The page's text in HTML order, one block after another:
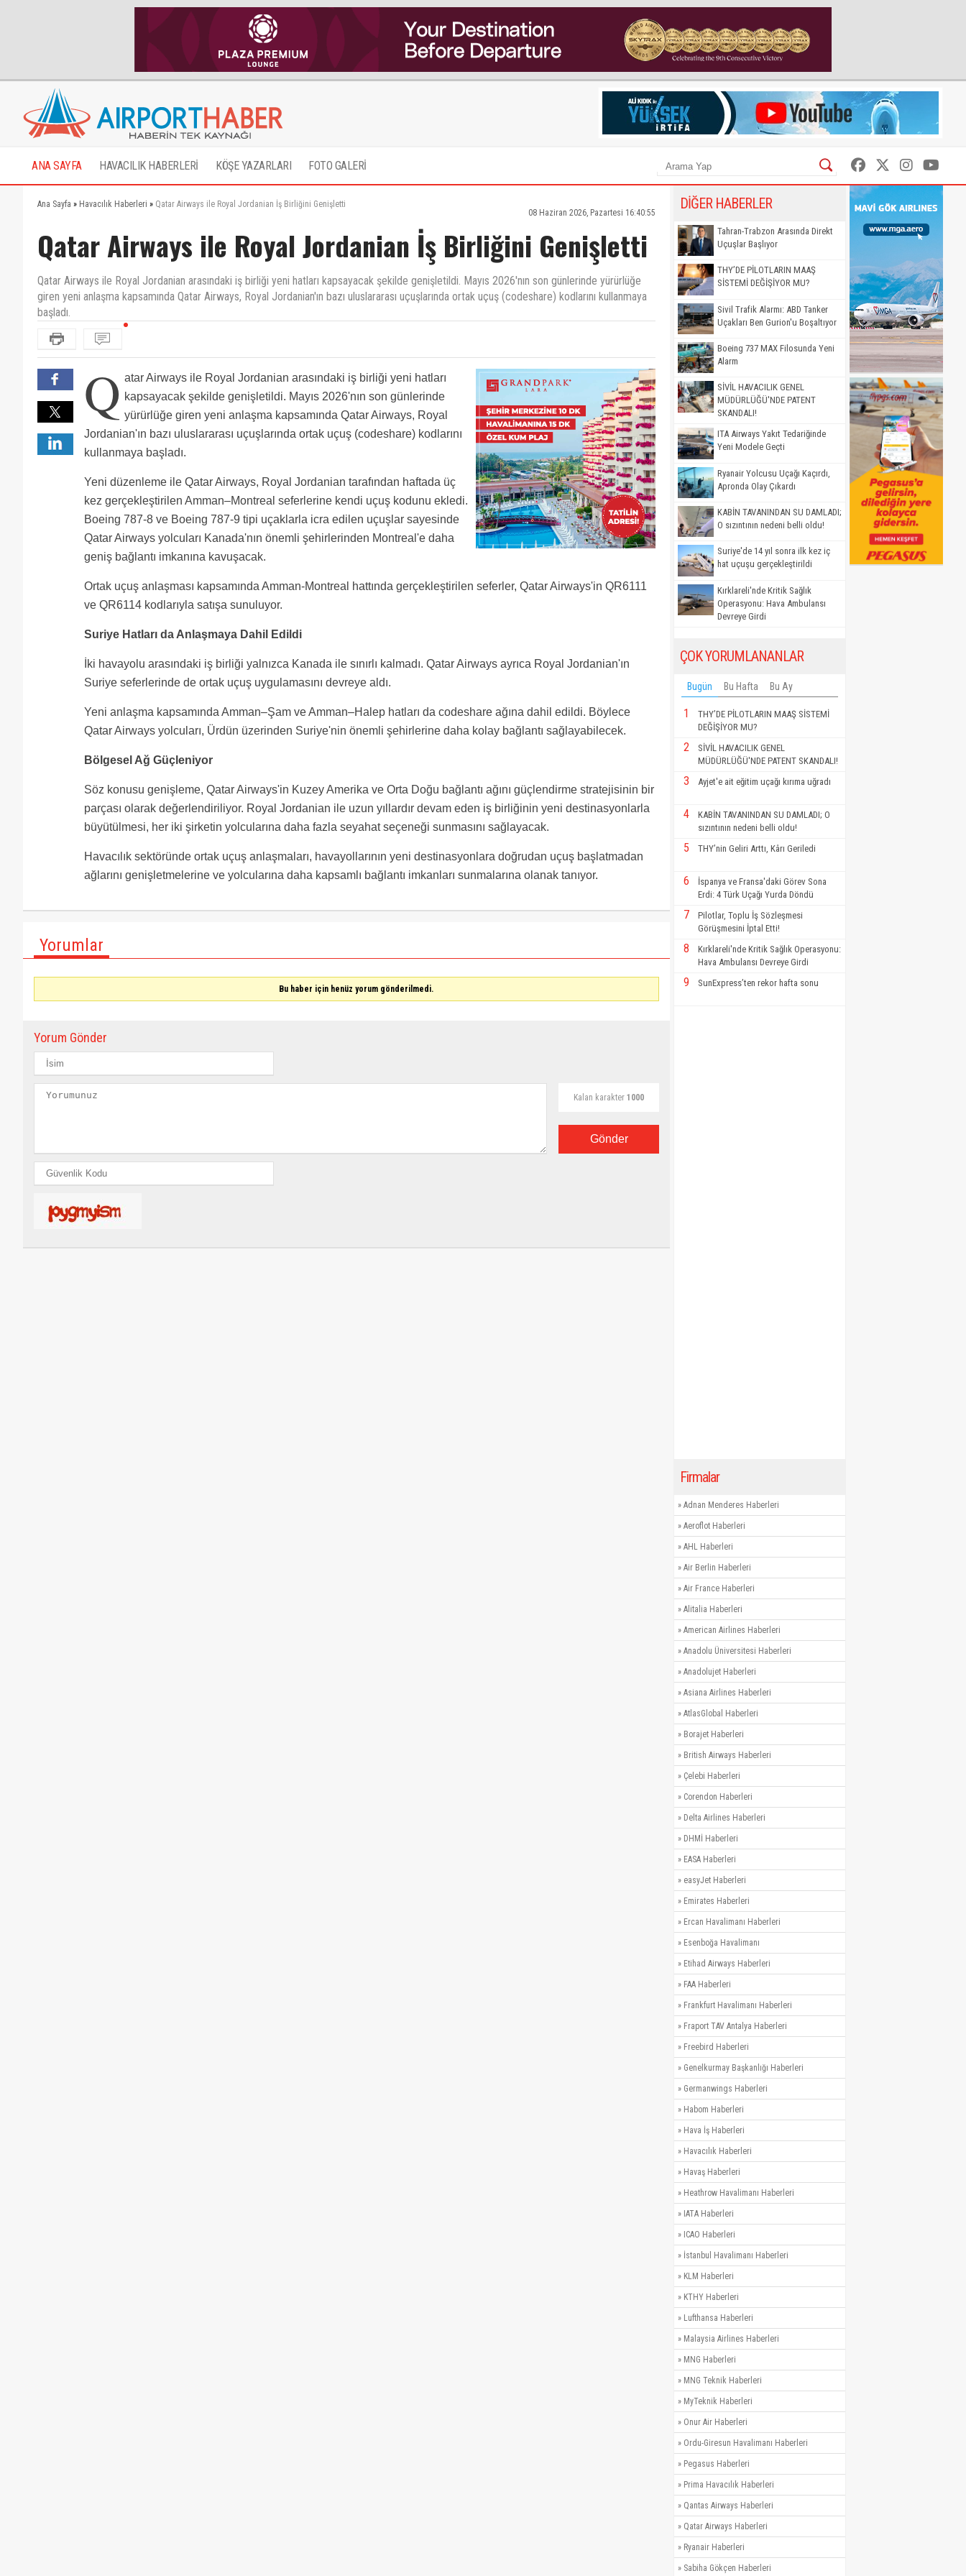
ANA SAYFA HAVACILIK HABERLERİ KÖŞE YAZARLARI FOTO GALERİ
Ana Sayfa » Havacılık Haberleri » Qatar Airways ile Royal Jordanian İş Birliğini Genişletti
08 Haziran 2026, Pazartesi 16:40:55
Qatar Airways ile Royal Jordanian İş Birliğini Genişletti
Qatar Airways ile Royal Jordanian arasındaki iş birliği yeni hatları kapsayacak şekilde genişletildi. Mayıs 2026'nın son günlerinde yürürlüğe
giren yeni anlaşma kapsamında Qatar Airways, Royal Jordanian'ın bazı uluslararası uçuşlarında ortak uçuş (codeshare) kodlarını kullanmaya
başladı.
Q atar Airways ile Royal Jordanian arasındaki iş birliği yeni hatları
kapsayacak şekilde genişletildi. Mayıs 2026'nın son günlerinde
yürürlüğe giren yeni anlaşma kapsamında Qatar Airways, Royal
Jordanian'ın bazı uluslararası uçuşlarında ortak uçuş (codeshare) kodlarını
kullanmaya başladı.
Yeni düzenleme ile Qatar Airways, Royal Jordanian tarafından haftada üç
kez gerçekleştirilen Amman–Montreal seferlerine kendi uçuş kodunu ekledi.
Boeing 787-8 ve Boeing 787-9 tipi uçaklarla icra edilen uçuşlar sayesinde
Qatar Airways yolcuları Kanada'nın önemli şehirlerinden Montreal'e daha
geniş bağlantı imkanına kavuşacak.
Ortak uçuş anlaşması kapsamında Amman-Montreal hattında gerçekleştirilen seferler, Qatar Airways'in QR6111
ve QR6114 kodlarıyla satışa sunuluyor.
Suriye Hatları da Anlaşmaya Dahil Edildi
İki havayolu arasındaki iş birliği yalnızca Kanada ile sınırlı kalmadı. Qatar Airways ayrıca Royal Jordanian'ın
Suriye seferlerinde de ortak uçuş uygulamasını devreye aldı.
Yeni anlaşma kapsamında Amman–Şam ve Amman–Halep hatları da codeshare ağına dahil edildi. Böylece
Qatar Airways yolcuları, Ürdün üzerinden Suriye'nin önemli şehirlerine daha kolay bağlantı sağlayabilecek.
Bölgesel Ağ Güçleniyor
Söz konusu genişleme, Qatar Airways'in Kuzey Amerika ve Orta Doğu bağlantı ağını güçlendirme stratejisinin bir
parçası olarak değerlendiriliyor. Royal Jordanian ile uzun yıllardır devam eden iş birliğinin yeni destinasyonlarla
büyütülmesi, her iki şirketin yolcularına daha fazla seyahat seçeneği sunmasını sağlayacak.
Havacılık sektöründe ortak uçuş anlaşmaları, havayollarının yeni destinasyonlara doğrudan uçuş başlatmadan
ağlarını genişletmelerine ve yolcularına daha kapsamlı bağlantı imkanları sunmalarına olanak tanıyor.
Yorumlar
Bu haber için henüz yorum gönderilmedi.
Yorum Gönder
Kalan karakter 1000
Gönder
DİĞER HABERLER
Tahran-Trabzon Arasında Direkt
Uçuşlar Başlıyor
THY’DE PİLOTLARIN MAAŞ
SİSTEMİ DEĞİŞİYOR MU?
Sivil Trafik Alarmı: ABD Tanker
Uçakları Ben Gurion'u Boşaltıyor
Boeing 737 MAX Filosunda Yeni
Alarm
SİVİL HAVACILIK GENEL
MÜDÜRLÜĞÜ'NDE PATENT
SKANDALI!
ITA Airways Yakıt Tedariğinde
Yeni Modele Geçti
Ryanair Yolcusu Uçağı Kaçırdı,
Apronda Olay Çıkardı
KABİN TAVANINDAN SU DAMLADI;
O sızıntının nedeni belli oldu!
Suriye'de 14 yıl sonra ilk kez iç
hat uçuşu gerçekleştirildi
Kırklareli'nde Kritik Sağlık
Operasyonu: Hava Ambulansı
Devreye Girdi
ÇOK YORUMLANANLAR
Bugün Bu Hafta Bu Ay
1
THY’DE PİLOTLARIN MAAŞ SİSTEMİ
DEĞİŞİYOR MU?
2
SİVİL HAVACILIK GENEL
MÜDÜRLÜĞÜ'NDE PATENT SKANDALI!
3 Ayjet'e ait eğitim uçağı kırıma uğradı
4
KABİN TAVANINDAN SU DAMLADI; O
sızıntının nedeni belli oldu!
5 THY’nin Geliri Arttı, Kârı Geriledi
6
İspanya ve Fransa'daki Görev Sona
Erdi: 4 Türk Uçağı Yurda Döndü
7
Pilotlar, Toplu İş Sözleşmesi
Görüşmesini İptal Etti!
8
Kırklareli'nde Kritik Sağlık Operasyonu:
Hava Ambulansı Devreye Girdi
9 SunExpress’ten rekor hafta sonu
Firmalar
» Adnan Menderes Haberleri
» Aeroflot Haberleri
» AHL Haberleri
» Air Berlin Haberleri
» Air France Haberleri
» Alitalia Haberleri
» American Airlines Haberleri
» Anadolu Üniversitesi Haberleri
» Anadolujet Haberleri
» Asiana Airlines Haberleri
» AtlasGlobal Haberleri
» Borajet Haberleri
» British Airways Haberleri
» Çelebi Haberleri
» Corendon Haberleri
» Delta Airlines Haberleri
» DHMİ Haberleri
» EASA Haberleri
» easyJet Haberleri
» Emirates Haberleri
» Ercan Havalimanı Haberleri
» Esenboğa Havalimanı
» Etihad Airways Haberleri
» FAA Haberleri
» Frankfurt Havalimanı Haberleri
» Fraport TAV Antalya Haberleri
» Freebird Haberleri
» Genelkurmay Başkanlığı Haberleri
» Germanwings Haberleri
» Habom Haberleri
» Hava İş Haberleri
» Havacılık Haberleri
» Havaş Haberleri
» Heathrow Havalimanı Haberleri
» IATA Haberleri
» ICAO Haberleri
» İstanbul Havalimanı Haberleri
» KLM Haberleri
» KTHY Haberleri
» Lufthansa Haberleri
» Malaysia Airlines Haberleri
» MNG Haberleri
» MNG Teknik Haberleri
» MyTeknik Haberleri
» Onur Air Haberleri
» Ordu-Giresun Havalimanı Haberleri
» Pegasus Haberleri
» Prima Havacılık Haberleri
» Qantas Airways Haberleri
» Qatar Airways Haberleri
» Ryanair Haberleri
» Sabiha Gökçen Haberleri